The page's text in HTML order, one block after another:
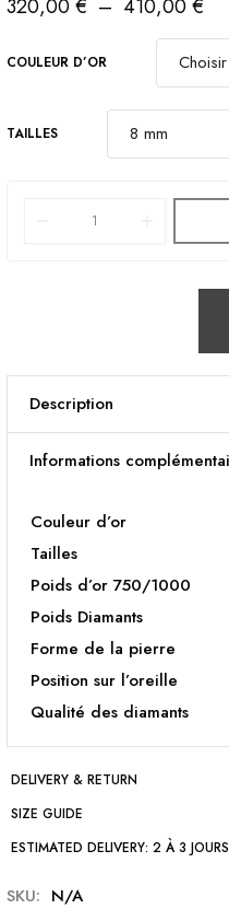
320,00€ – 410,00€
À
COULEUR D’OR
TAILLES
Description
Informations
Couleur d’or
Tailles
Poids d’or 750/1000
Poids Diamants
Forme de la pierre
Position sur l’oreille
Qualité des diamants
DELIVERY & RETURN
SIZE GUIDE
ESTIMATED DELIVERY:2 À 3 JOURS
SKU: N/A